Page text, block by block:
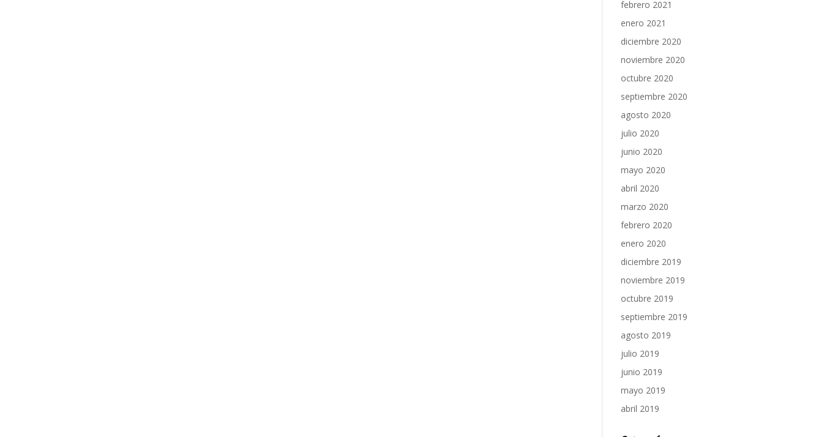
febrero 2021
enero 2021
diciembre 2020
noviembre 2020
octubre 2020
septiembre 2020
agosto 2020
julio 2020
junio 2020
mayo 2020
abril 2020
marzo 2020
febrero 2020
enero 2020
diciembre 2019
noviembre 2019
octubre 2019
septiembre 2019
agosto 2019
julio 2019
junio 2019
mayo 2019
abril 2019